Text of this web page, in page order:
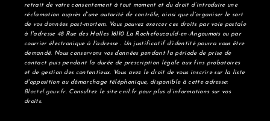
retrait de votre consentement à tout moment et du droit d’introduire une
réclamation auprès d’une autorité de contrôle, ainsi que d’organiser le sort
de vos données post-mortem. Vous pouvez exercer ces droits par voie postale
à l'adresse 48 Rue des Halles 16110 La Rochefoucauld-en-Angoumois ou par
courrier électronique à l'adresse . Un justificatif d'identité pourra vous être
demandé. Nous conservons vos données pendant la période de prise de
contact puis pendant la durée de prescription légale aux fins probatoires
et de gestion des contentieux. Vous avez le droit de vous inscrire sur la liste
d'opposition au démarchage téléphonique, disponible à cette adresse:
Bloctel.gouv.fr. Consultez le site cnil.fr pour plus d’informations sur vos
droits.